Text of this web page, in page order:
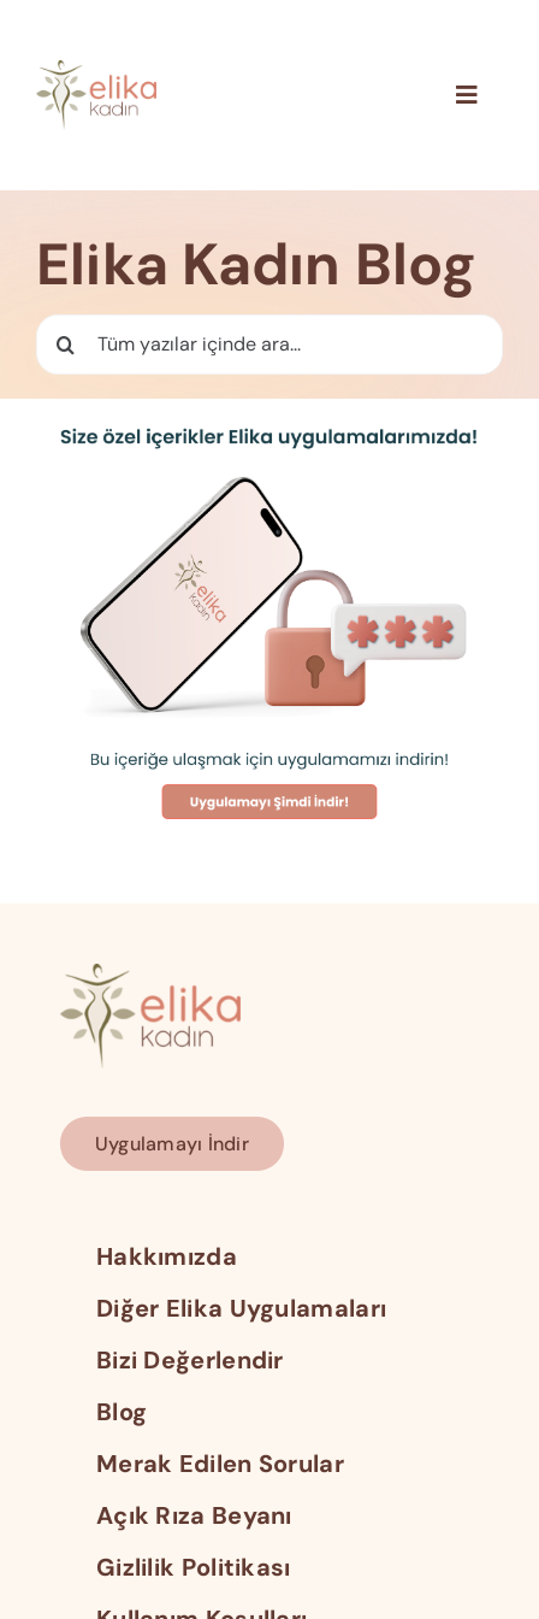
content
Toggle
İletişim
Elika Kadın Blog
Ara:
Uygulamayı İndir
Hakkımızda
Diğer Elika Uygulamaları
Bizi Değerlendir
Blog
Merak Edilen Sorular
Açık Rıza Beyanı
Gizlilik Politikası